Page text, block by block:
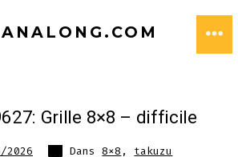
ANALONG.COM
Grille 8×8 – difficile
2026 Catégories
Dans8x8 , takuzu